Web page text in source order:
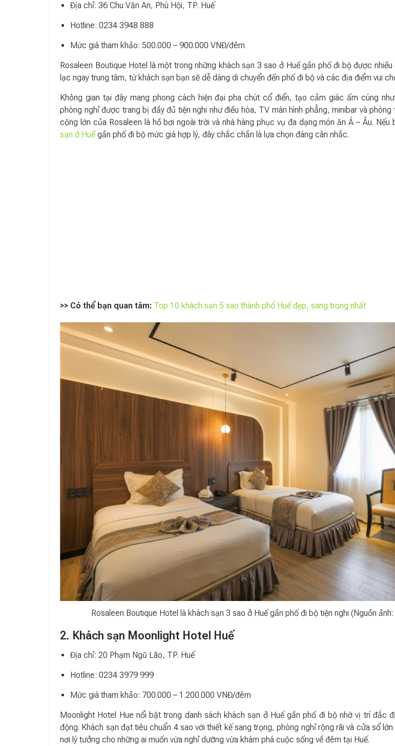
Địa chỉ: 36 Chu Văn An, Phú Hội, TP. Huế
Hotline: 0234 3948 888
Mức giá tham khảo: 500.000 – 900.000 VNĐ/đêm
Rosaleen Boutique Hotel là một trong những khách sạn 3 sao ở Huế gần phố đi bộ được
lạc ngay trung tâm, từ khách sạn bạn sẽ dễ dàng di chuyển đến phố đi bộ và các địa điểm vui
Không gian tại đây mang phong cách hiện đại pha chút cổ điển, tạo cảm giác ấm cúng
phòng nghỉ được trang bị đầy đủ tiện nghi như điều hòa, TV màn hình phẳng, minibar và
cộng lớn của Rosaleen là hồ bơi ngoài trời và nhà hàng phục vụ đa dạng món ăn Á – Âu. Nếu
sạn ở Huếgần phố đi bộ mức giá hợp lý, đây chắc chắn là lựa chọn đáng cân nhắc.
>> Có thể bạn quan tâm: Top 10 khách sạn 5 sao thành phố Huế đẹp, sang trọng nhất
Rosaleen Boutique Hotel là khách sạn 3 sao ở Huế gần phố đi bộ tiện nghi (Nguồn
2. Khách sạn Moonlight Hotel Huế
Địa chỉ: 20 Phạm Ngũ Lão, TP. Huế
Hotline: 0234 3979 999
Mức giá tham khảo: 700.000 – 1.200.000 VNĐ/đêm
Moonlight Hotel Hue nổi bật trong danh sách khách sạn ở Huế gần phố đi bộ nhờ vị trí đắc
động. Khách sạn đạt tiêu chuẩn 4 sao với thiết kế sang trọng, phòng nghỉ rộng rãi và cửa sổ lớn
nơi lý tưởng cho những ai muốn vừa nghỉ dưỡng vừa khám phá cuộc sống về đêm tại Huế.